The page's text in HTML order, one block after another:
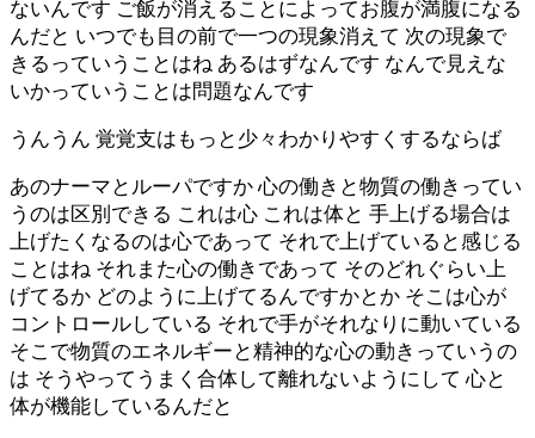
ないんです ご飯が消えることによってお腹が満腹になる
んだと いつでも目の前で一つの現象消えて 次の現象で
きるっていうことはね あるはずなんです なんで見えな
いかっていうことは問題なんです
うんうん 覚覚支はもっと少々わかりやすくするならば
あのナーマとルーパですか 心の働きと物質の働きってい
うのは区別できる これは心 これは体と 手上げる場合は
上げたくなるのは心であって それで上げていると感じる
ことはね それまた心の働きであって そのどれぐらい上
げてるか どのように上げてるんですかとか そこは心が
コントロールしている それで手がそれなりに動いている
そこで物質のエネルギーと精神的な心の動きっていうの
は そうやってうまく合体して離れないようにして 心と
体が機能しているんだと